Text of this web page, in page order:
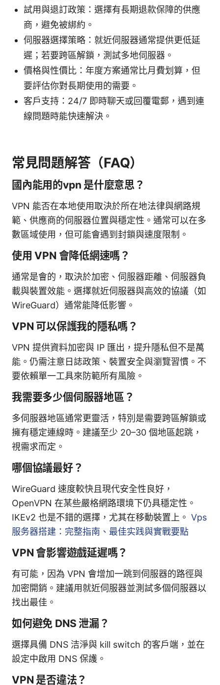
試用與退訂政策：選擇有長期退款保障的供應
商，避免被綁約。
伺服器選擇策略：就近伺服器通常提供更低延
遲；若要跨區解鎖，測試多地伺服器。
價格與性價比：年度方案通常比月費划算，但
要評估你對長期使用的需要。
客戶支持：24/7 即時聊天或回覆電郵，遇到連
線問題時能快速解決。
常見問題解答（FAQ）
國內能用的vpn 是什麼意思？
VPN 能否在本地使用取決於所在地法律與網路規
範、供應商的伺服器位置與穩定性。通常可以在多
數區域使用，但可能會遇到封鎖與速度限制。
使用 VPN 會降低網速嗎？
通常是會的，取決於加密、伺服器距離、伺服器負
載與裝置效能。選擇就近伺服器與高效的協議（如
WireGuard）通常能降低影響。
VPN 可以保護我的隱私嗎？
VPN 提供資料加密與 IP 匯出，提升隱私但不是萬
能。仍需注意日誌政策、裝置安全與瀏覽習慣。不
要依賴單一工具來防範所有風險。
我需要多少個伺服器地區？
多伺服器地區通常更靈活，特別是需要跨區解鎖或
擁有穩定連線時。建議至少 20–30 個地區起跳，
視需求而定。
哪個協議最好？
WireGuard 速度較快且現代安全性良好，
OpenVPN 在某些嚴格網路環境下仍具穩定性。
IKEv2 也是不錯的選擇，尤其在移動裝置上。 Vps
服务器搭建：完整指南、最佳实践與實戰要點
VPN 會影響遊戲延遲嗎？
有可能，因為 VPN 會增加一跳到伺服器的路徑與
加密開銷。建議用就近伺服器並測試多個伺服器以
找出最佳。
如何避免 DNS 泄漏？
選擇具備 DNS 洁淨與 kill switch 的客戶端，並在
設定中啟用 DNS 保護。
VPN 是否違法？